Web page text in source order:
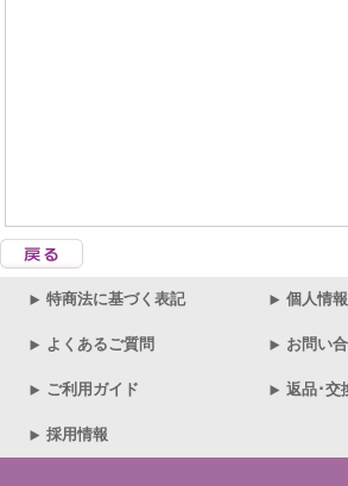
特商法に基づく表記 個人情
よくあるご質問 お問い
ご利用ガイド 返品･交
採用情報